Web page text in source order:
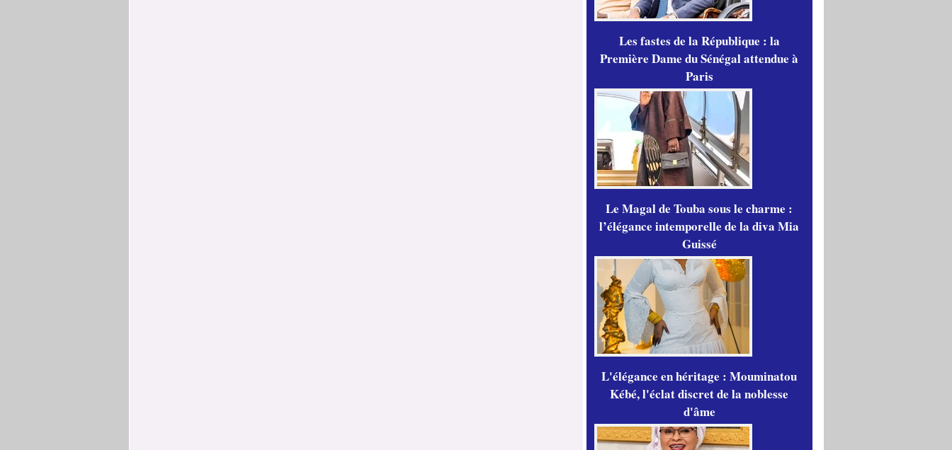
Les fastes de la République : la
Première Dame du Sénégal attendue à
Paris
Le Magal de Touba sous le charme :
l’élégance intemporelle de la diva Mia
Guissé
L'élégance en héritage : Mouminatou
Kébé, l'éclat discret de la noblesse
d'âme